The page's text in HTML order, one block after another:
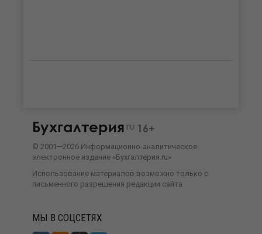
Бухгалтерия ru 16+
© 2001—2026 Информационно-аналитическое
электронное издание «Бухгалтерия.ru»
Использование материалов возможно только с
письменного разрешения редакции сайта
МЫ В СОЦСЕТЯХ